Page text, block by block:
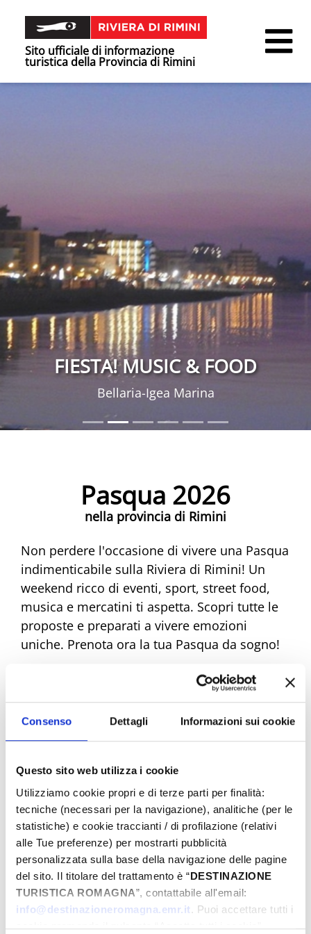
Consenso Dettagli Informazioni sui cookie
Questo sito web utilizza i cookie
Utilizziamo cookie propri e di terze parti per finalità:
tecniche (necessari per la navigazione), analitiche (per le
statistiche) e cookie traccianti / di profilazione (relativi
alle Tue preferenze) per mostrarti pubblicità
personalizzata sulla base della navigazione delle pagine
del sito. Il titolare del trattamento è “DESTINAZIONE
TURISTICA ROMAGNA”, contattabile all'email:
info@destinazioneromagna.emr.it. Puoi accettare tutti i
cookie premendo il pulsante “Accetta tutti i cookie”,
Sito ufficiale di informazione
turistica della Provincia di Rimini
FIESTA! MUSIC & FOOD
Bellaria-Igea Marina
Pasqua 2026
nella provincia di Rimini
Non perdere l'occasione di vivere una Pasqua
indimenticabile sulla Riviera di Rimini! Un
weekend ricco di eventi, sport, street food,
musica e mercatini ti aspetta. Scopri tutte le
proposte e preparati a vivere emozioni
uniche. Prenota ora la tua Pasqua da sogno!
Dal
A
Comune